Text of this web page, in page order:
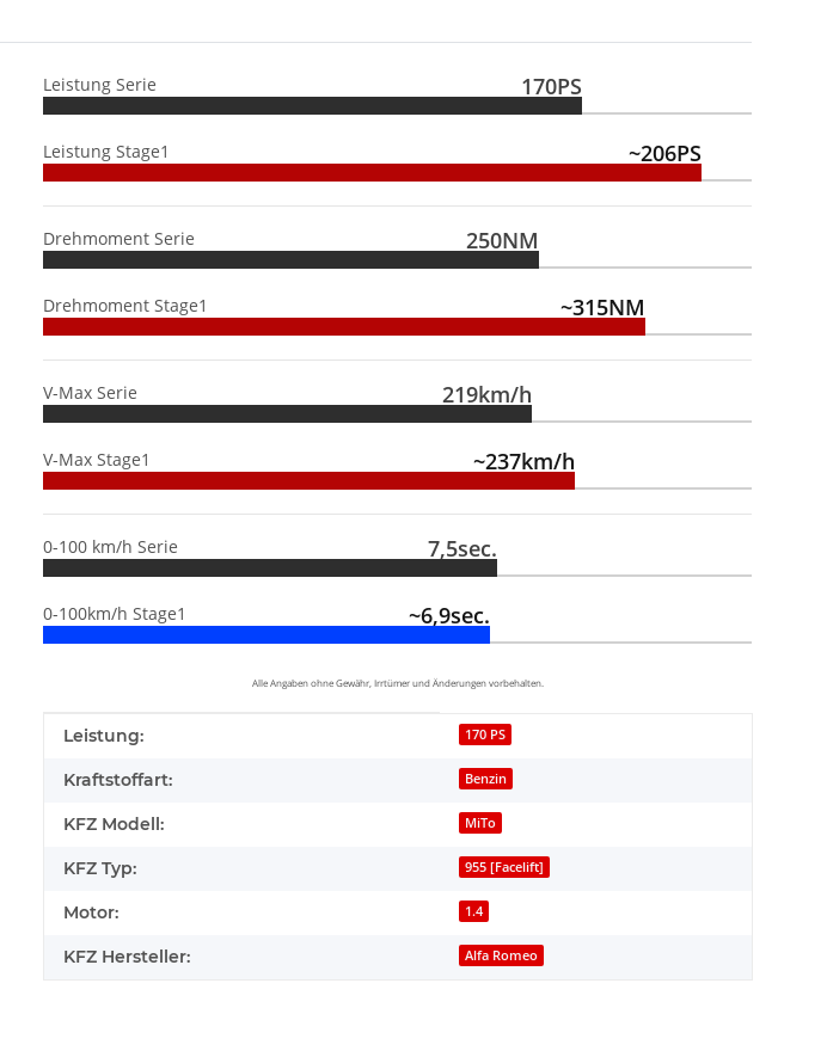
Leistung Serie 170PS
Leistung Stage1 ~206PS
Drehmoment Serie 250NM
Drehmoment Stage1 ~315NM
V-Max Serie 219km/h
V-Max Stage1 ~237km/h
0-100 km/h Serie 7,5sec.
0-100km/h Stage1 ~6,9sec.
Alle Angaben ohne Gewähr, Irrtümer und Änderungen vorbehalten.
Produkteigenschaft
Wert
Leistung: 170 PS
Kraftstoffart: Benzin
KFZ Modell: MiTo
KFZ Typ: 955 [Facelift]
Motor: 1.4
KFZ Hersteller: Alfa Romeo